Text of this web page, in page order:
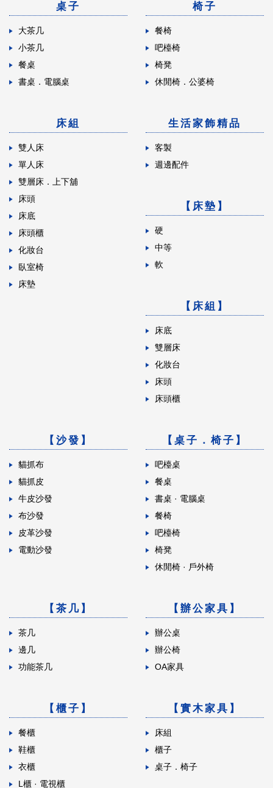
桌子
大茶几
小茶几
餐桌
書桌．電腦桌
椅子
餐椅
吧檯椅
椅凳
休閒椅．公婆椅
床組
雙人床
單人床
雙層床．上下舖
床頭
床底
床頭櫃
化妝台
臥室椅
床墊
生活家飾精品
客製
週邊配件
【床墊】
硬
中等
軟
【床組】
床底
雙層床
化妝台
床頭
床頭櫃
【沙發】
貓抓布
貓抓皮
牛皮沙發
布沙發
皮革沙發
電動沙發
【桌子．椅子】
吧檯桌
餐桌
書桌 · 電腦桌
餐椅
吧檯椅
椅凳
休閒椅 · 戶外椅
【茶几】
茶几
邊几
功能茶几
【辦公家具】
辦公桌
辦公椅
OA家具
【櫃子】
餐櫃
鞋櫃
衣櫃
L櫃 · 電視櫃
【實木家具】
床組
櫃子
桌子．椅子